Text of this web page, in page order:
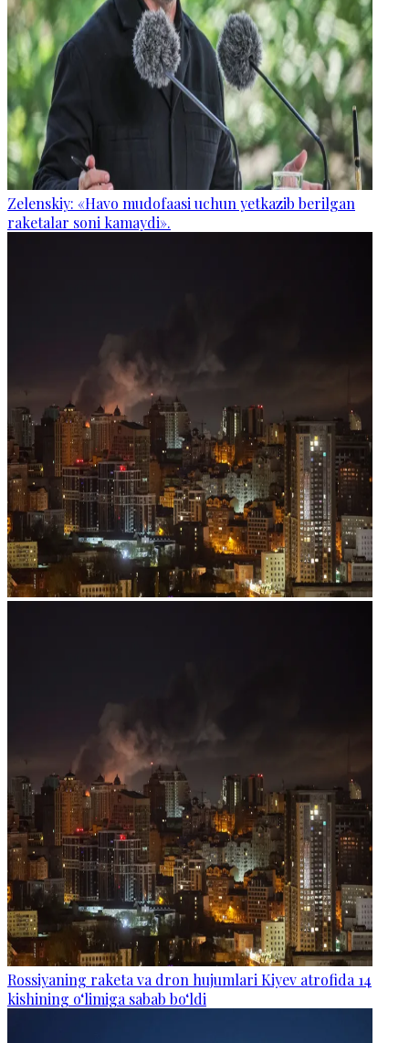
Zelenskiy: «Havo mudofaasi uchun yetkazib berilgan
raketalar soni kamaydi».
Rossiyaning raketa va dron hujumlari Kiyev atrofida 14
kishining o‘limiga sabab bo‘ldi